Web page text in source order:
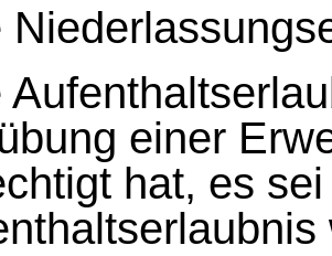
einer
hat, es